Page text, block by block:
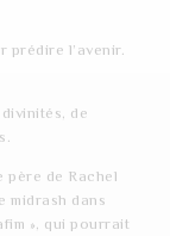
prédire l’avenir.
de
père de Rachel
midrash dans
», qui pourrait